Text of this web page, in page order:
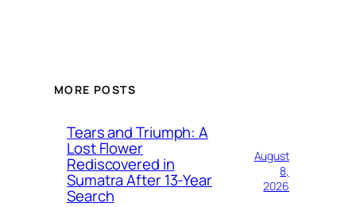
MORE POSTS
Tears and Triumph: A
Lost Flower
Rediscovered in
Sumatra After 13-Year
Search
August
8,
2026